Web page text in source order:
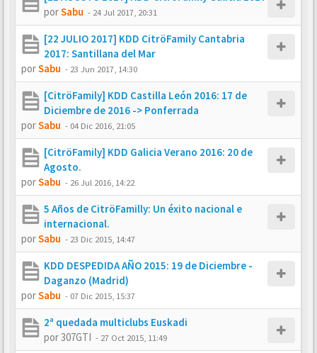
porSabu - 24 Jul 2017, 20:31
[22 JULIO 2017] KDD CitröFamily Cantabria
2017: Santillana del Mar
porSabu - 23 Jun 2017, 14:30
[CitröFamily] KDD Castilla León 2016: 17 de
Diciembre de 2016 -> Ponferrada
porSabu - 04 Dic 2016, 21:05
[CitröFamily] KDD Galicia Verano 2016: 20 de
Agosto.
porSabu - 26 Jul 2016, 14:22
5 Años de CitröFamilly: Un éxito nacional e
internacional.
porSabu - 23 Dic 2015, 14:47
KDD DESPEDIDA AÑO 2015: 19 de Diciembre -
Daganzo (Madrid)
porSabu - 07 Dic 2015, 15:37
2ª quedada multiclubs Euskadi
por307GTI - 27 Oct 2015, 11:49